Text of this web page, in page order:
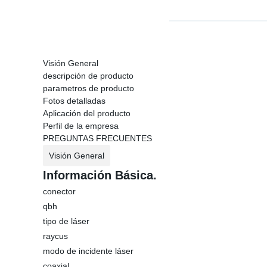
Visión General
descripción de producto
parametros de producto
Fotos detalladas
Aplicación del producto
Perfil de la empresa
PREGUNTAS FRECUENTES
Visión General
Información Básica.
conector
qbh
tipo de láser
raycus
modo de incidente láser